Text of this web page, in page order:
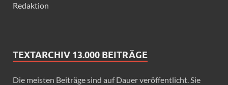
Redaktion
TEXTARCHIV 13.000 BEITRÄGE
Die meisten Beiträge sind auf Dauer veröffentlicht. Sie